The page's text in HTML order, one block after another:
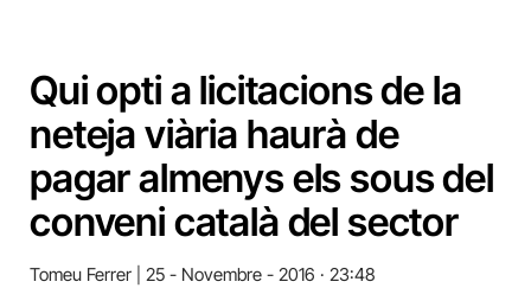
Qui opti a licitacions de la
neteja viària haurà de
pagar almenys els sous del
conveni català del sector
Tomeu Ferrer
25 - Novembre - 2016 · 23:48